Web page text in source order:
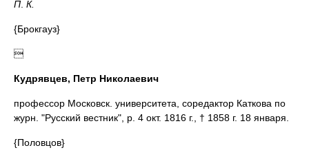
П К.
{Брокгауз}

Кудрявцев, Петр Николаевич
профессор Московск. университета, соредактор Каткова по
журн. "Русский вестник", р. 4 окт. 1816 г., † 1858 г. 18 января.
{Половцов}